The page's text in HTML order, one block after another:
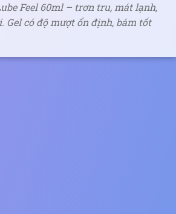
Feel 60ml – trơn tru, mát lạnh,
Gel có độ mượt ổn định, bám tốt